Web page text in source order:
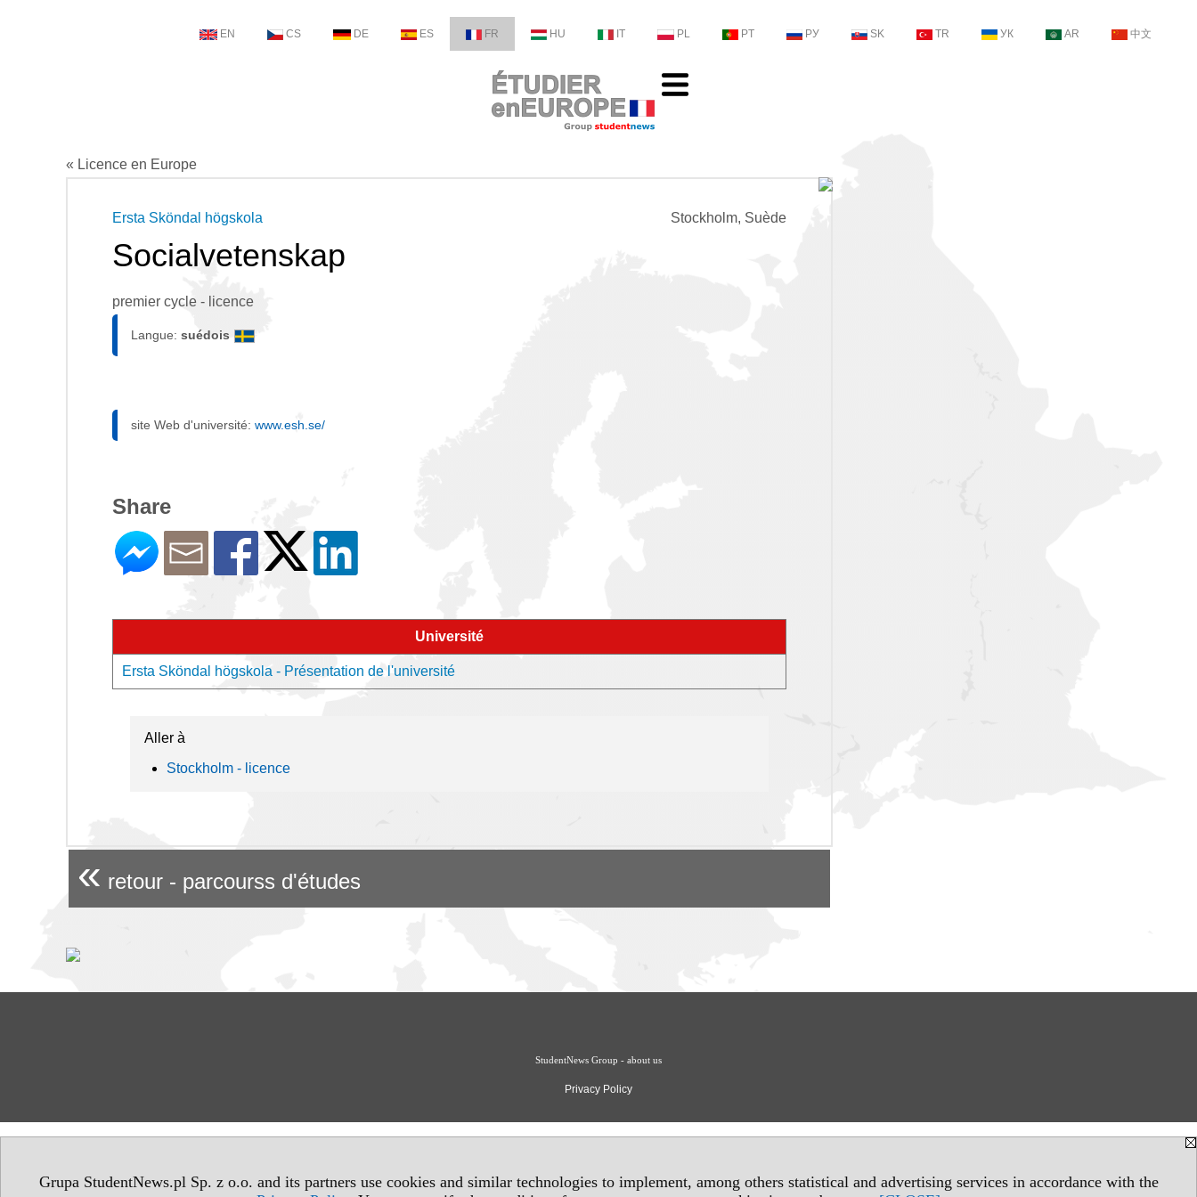
Grupa StudentNews.pl Sp. z o.o. and its partners use cookies and similar technologies to implement, among others statistical and advertising services in accordance with the
EN CS DE ES FR HU IT PL PT РУ SK TR УК AR 中文
« Licence en Europe
Stockholm, Suède
Ersta Sköndal högskola
Socialvetenskap
premier cycle - licence
Langue: suédois
site Web d'université: www.esh.se/
Share
Université
Ersta Sköndal högskola - Présentation de l'université
Aller à
Stockholm - licence
« retour - parcourss d'études
StudentNews Group - about us
Privacy Policy